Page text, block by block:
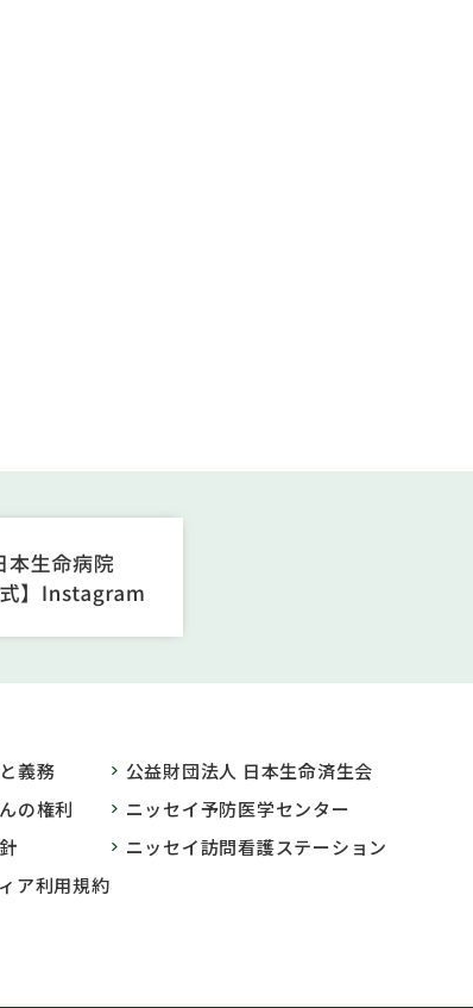
義務
の権利
ア利用規約
公益財団法人 日本生命済生会
ニッセイ予防医学センター
ニッセイ訪問看護ステーション